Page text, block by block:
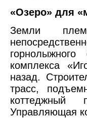
«Озеро» для
Земли
комплекса
назад.
трасс,
коттеджный
Управляющая